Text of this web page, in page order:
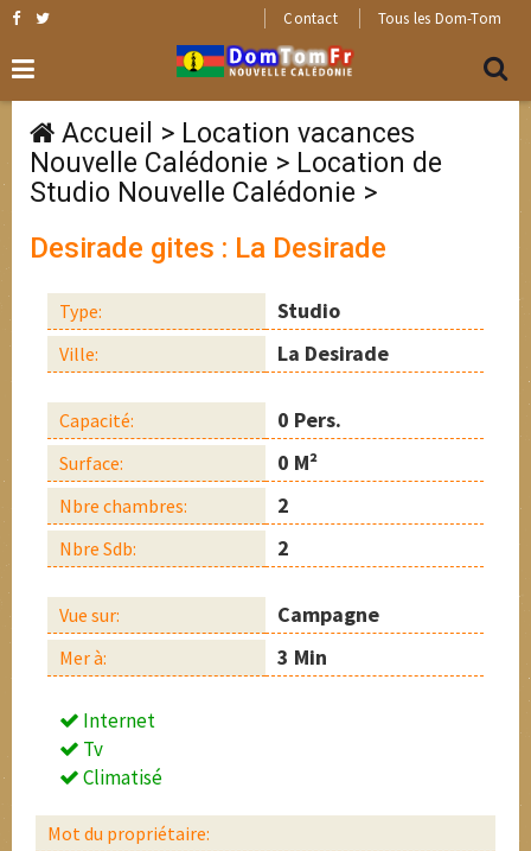
Contact Tous les Dom-Tom
Accueil > Location vacances
Nouvelle Calédonie > Location de
Studio Nouvelle Calédonie >
Desirade gites : La Desirade
Type: Studio
Ville: La Desirade
Capacité: 0 Pers.
Surface: 0 M²
Nbre chambres: 2
Nbre Sdb: 2
Vue sur: Campagne
Mer à: 3 Min
Internet
Tv
Climatisé
Mot du propriétaire: